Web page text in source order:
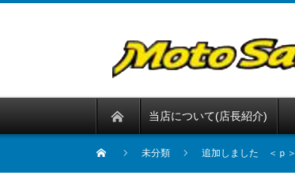
当店について(店長紹介)
未分類 追加しました ＜ｐ＞